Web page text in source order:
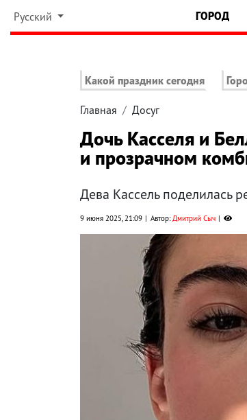
Русский ГОРОД
Какой праздник сегодня
Главная Досуг
Дочь Касселя и
и прозрачном
Дева Кассель поделилась
9 июня 2025, 21:09 Автор:Дмитрий Сыч